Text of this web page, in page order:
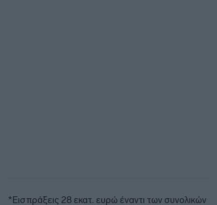
*Εισπράξεις 28 εκατ. ευρώ έναντι των συνολικών